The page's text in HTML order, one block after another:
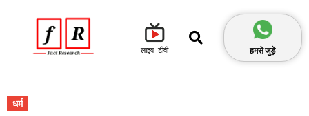
लाइव टीवी हमसे जुड़ें
धर्म